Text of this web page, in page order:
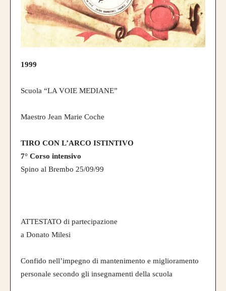
1999
Scuola “LA VOIE MEDIANE”
Maestro Jean Marie Coche
TIRO CON L’ARCO ISTINTIVO
7° Corso intensivo
Spino al Brembo 25/09/99
ATTESTATO di partecipazione
a Donato Milesi
Confido nell’impegno di mantenimento e miglioramento
personale secondo gli insegnamenti della scuola